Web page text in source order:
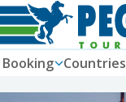
Countries